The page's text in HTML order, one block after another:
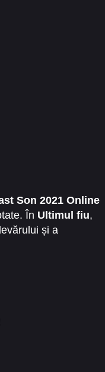
Son 2021 Online
În Ultimul fiu,
și a